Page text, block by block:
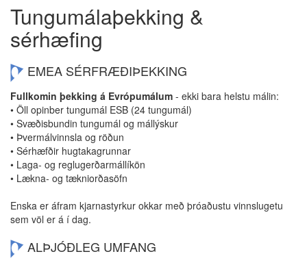
Tungumálaþekking &
sérhæfing
EMEA SÉRFRÆÐIÞEKKING
Fullkomin þekking á Evrópumálum - ekki bara helstu málin:
• Öll opinber tungumál ESB (24 tungumál)
• Svæðisbundin tungumál og mállýskur
• Þvermálvinnsla og röðun
• Sérhæfðir hugtakagrunnar
• Laga- og reglugerðarmállíkön
• Lækna- og tækniorðasöfn
Enska er áfram kjarnastyrkur okkar með þróaðustu vinnslugetu
sem völ er á í dag.
ALÞJÓÐLEG UMFANG